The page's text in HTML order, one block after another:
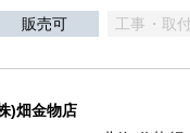
販売可 工事・取
)畑金物店